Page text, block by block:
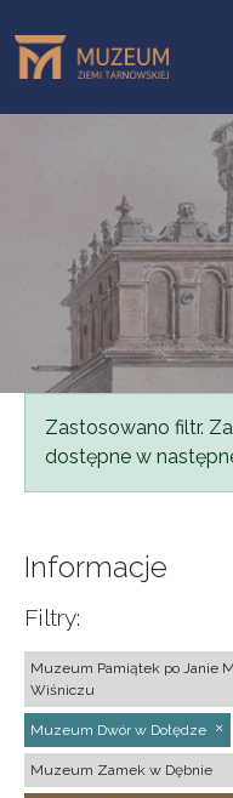
Komunikat
Zastosowano filtr.
dostępne w
Informacje
Filtry:
Muzeum Pamiątek po Janie
Wiśniczu
Muzeum Dwór w Dołędze
Muzeum Zamek w Dębnie